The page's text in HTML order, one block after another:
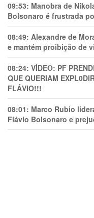
09:53: Manobra de
Bolsonaro é frustrada
08:49: Alexandre de
e mantém proibição de
08:24: VÍDEO: PF
QUE QUERIAM
FLÁVIO!!!
08:01: Marco Rubio
Flávio Bolsonaro e